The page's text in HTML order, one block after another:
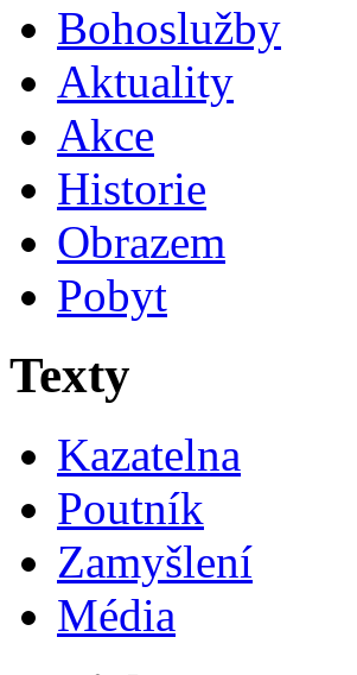
Bohoslužby
Aktuality
Akce
Historie
Obrazem
Pobyt
Texty
Kazatelna
Poutník
Zamyšlení
Média